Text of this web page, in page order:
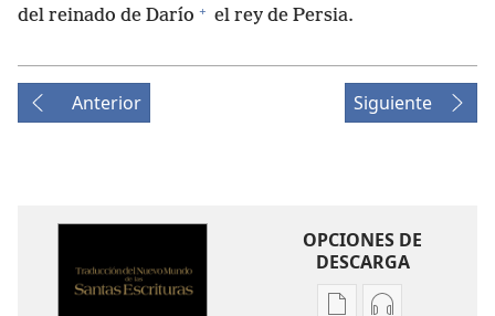
del reinado de Darío + el rey de Persia.
Anterior Siguiente
OPCIONES DE
DESCARGA